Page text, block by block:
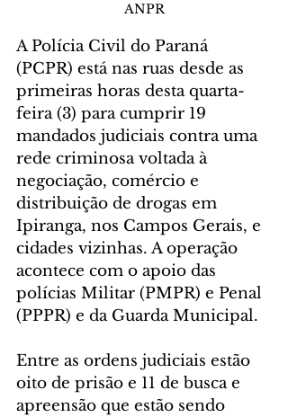
ANPR
A Polícia Civil do Paraná
(PCPR) está nas ruas desde as
primeiras horas desta quarta-
feira (3) para cumprir 19
mandados judiciais contra uma
rede criminosa voltada à
negociação, comércio e
distribuição de drogas em
Ipiranga, nos Campos Gerais, e
cidades vizinhas. A operação
acontece com o apoio das
polícias Militar (PMPR) e Penal
(PPPR) e da Guarda Municipal.
Entre as ordens judiciais estão
oito de prisão e 11 de busca e
apreensão que estão sendo